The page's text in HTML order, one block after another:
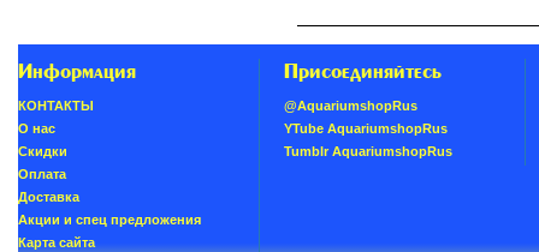
Информация
КОНТАКТЫ
О нас
Скидки
Oплатa
Доставка
Акции и спец предложения
Карта сайта
Присоединяйтесь
@AquariumshopRus
YTube AquariumshopRus
Tumblr AquariumshopRus